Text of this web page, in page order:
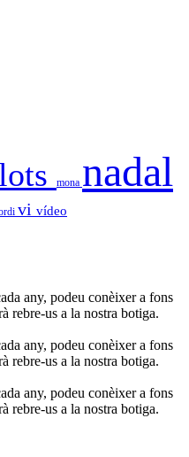
mona nadal
vi vídeo
any, podeu conèixer a fons
rebre-us a la nostra botiga.
any, podeu conèixer a fons
rebre-us a la nostra botiga.
any, podeu conèixer a fons
rebre-us a la nostra botiga.